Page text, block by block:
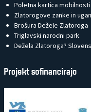
Poletna kartica mobilnosti
Zlatorogove zanke in
Brošura Dežele Zlatoroga
Triglavski narodni park
Dežela Zlatoroga?
Projekt sofinancirajo